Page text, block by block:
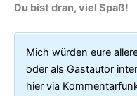
Du bist dran, viel Spaß!
Mich würden eure
oder als Gastautor
hier via